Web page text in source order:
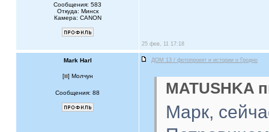
Сообщения: 583
Откуда: Минск
Камера: CANON
25 фев, 11 17:18
Mark Harl ДОМ 13 / фотопроект и истории о Гродно
[ ] Молчун
Сообщения: 88 MATUSHKA
Марк,